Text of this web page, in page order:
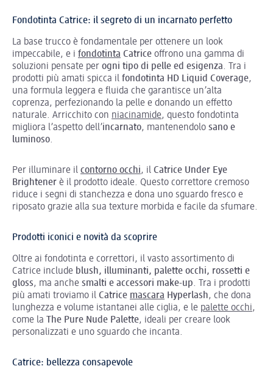
Fondotinta Catrice: il segreto di un incarnato perfetto
La base trucco è fondamentale per ottenere un look
impeccabile, e i fondotinta Catrice offrono una gamma di
soluzioni pensate per ogni tipo di pelle ed esigenza. Tra i
prodotti più amati spicca il fondotinta HD Liquid Coverage,
una formula leggera e fluida che garantisce un’alta
coprenza, perfezionando la pelle e donando un effetto
naturale. Arricchito con niacinamide, questo fondotinta
migliora l’aspetto dell’incarnato, mantenendolo sano e
luminoso.
Per illuminare il contorno occhi, il Catrice Under Eye
Brightener è il prodotto ideale. Questo correttore cremoso
riduce i segni di stanchezza e dona uno sguardo fresco e
riposato grazie alla sua texture morbida e facile da sfumare.
Prodotti iconici e novità da scoprire
Oltre ai fondotinta e correttori, il vasto assortimento di
Catrice include blush, illuminanti, palette occhi, rossetti e
gloss, ma anche smalti e accessori make-up. Tra i prodotti
più amati troviamo il Catrice mascara Hyperlash, che dona
lunghezza e volume istantanei alle ciglia, e le palette occhi,
come la The Pure Nude Palette, ideali per creare look
personalizzati e uno sguardo che incanta.
Catrice: bellezza consapevole